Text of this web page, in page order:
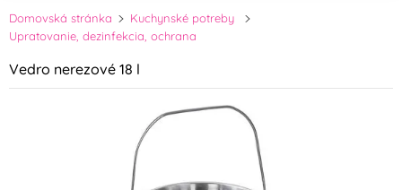
Domovská stránka
Kuchynské potreby
Upratovanie, dezinfekcia, ochrana
Vedro nerezové 18 l